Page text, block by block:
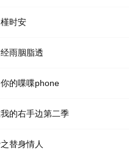
显贵、
引了大批想要食其精血的恶作异
时安
雨胭脂透
的喋喋phone
的右手边第二季
替身情人